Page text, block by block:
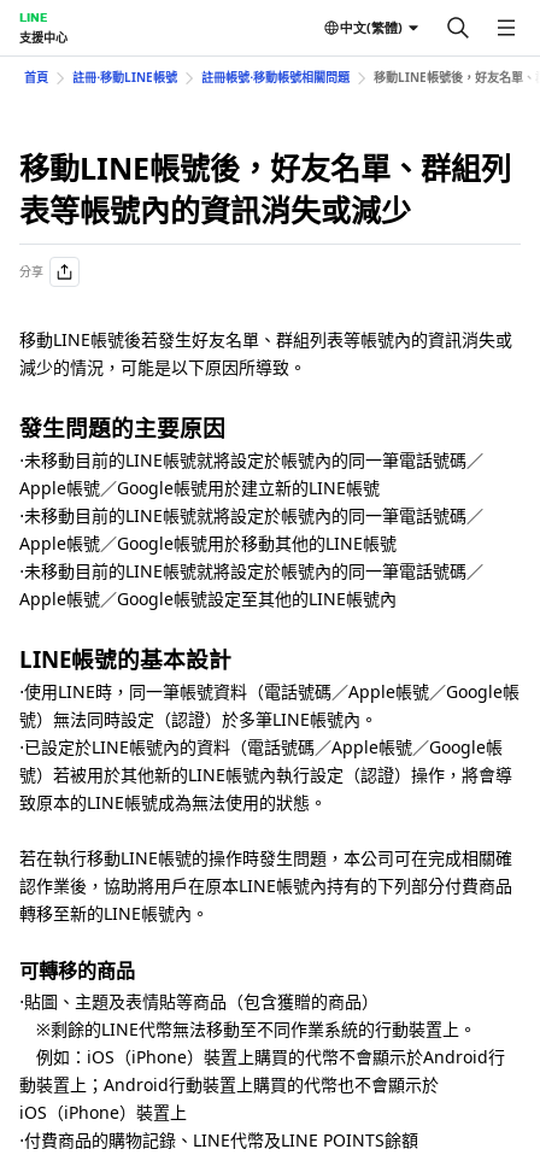
LINE
支援中心
中文(繁體)
首頁 註冊⋅移動LINE帳號 註冊帳號⋅移動帳號相關問題 移動LINE帳號後，好友名單
移動LINE帳號後，好友名單、群組列
表等帳號內的資訊消失或減少
分享
移動LINE帳號後若發生好友名單、群組列表等帳號內的資訊消失或
減少的情況，可能是以下原因所導致。
發生問題的主要原因
⋅未移動目前的LINE帳號就將設定於帳號內的同一筆電話號碼／
Apple帳號／Google帳號用於建立新的LINE帳號
⋅未移動目前的LINE帳號就將設定於帳號內的同一筆電話號碼／
Apple帳號／Google帳號用於移動其他的LINE帳號
⋅未移動目前的LINE帳號就將設定於帳號內的同一筆電話號碼／
Apple帳號／Google帳號設定至其他的LINE帳號內
LINE帳號的基本設計
⋅使用LINE時，同一筆帳號資料（電話號碼／Apple帳號／Google帳
號）無法同時設定（認證）於多筆LINE帳號內。
⋅已設定於LINE帳號內的資料（電話號碼／Apple帳號／Google帳
號）若被用於其他新的LINE帳號內執行設定（認證）操作，將會導
致原本的LINE帳號成為無法使用的狀態。
若在執行移動LINE帳號的操作時發生問題，本公司可在完成相關確
認作業後，協助將用戶在原本LINE帳號內持有的下列部分付費商品
轉移至新的LINE帳號內。
可轉移的商品
⋅貼圖、主題及表情貼等商品（包含獲贈的商品）
※剩餘的LINE代幣無法移動至不同作業系統的行動裝置上。
例如：iOS（iPhone）裝置上購買的代幣不會顯示於Android行
動裝置上；Android行動裝置上購買的代幣也不會顯示於
iOS（iPhone）裝置上
⋅付費商品的購物記錄、LINE代幣及LINE POINTS餘額